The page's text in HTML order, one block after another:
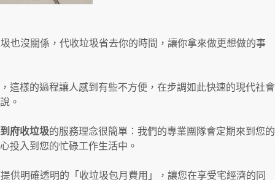
也沒關係，代收垃圾省去你的時間，讓你拿來做更想做的事
這樣的過程讓人感到有些不方便，在步調如此快速的現代社會
。
到府收垃圾的服務理念很簡單：我們的專業團隊會定期來到您的
投入到您的忙碌工作生活中。
供明確透明的「收垃圾包月費用」，讓您在享受宅經濟的同